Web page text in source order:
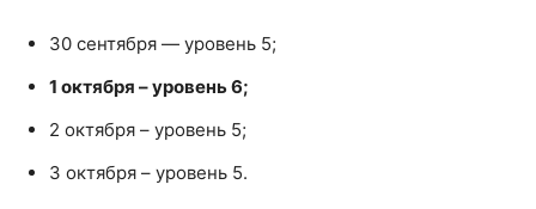
30 сентября — уровень 5;
1 октября – уровень 6;
2 октября – уровень 5;
3 октября – уровень 5.